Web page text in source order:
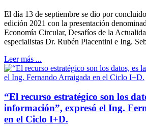
El día 13 de septiembre se dio por
edición 2021 con la presentación
Economía Circular, Desafíos de la
especialistas Dr. Rubén Piacentini e Ing.
Leer más ...
“El recurso estratégico son los
información”, expresó el Ing.
en el Ciclo I+D.